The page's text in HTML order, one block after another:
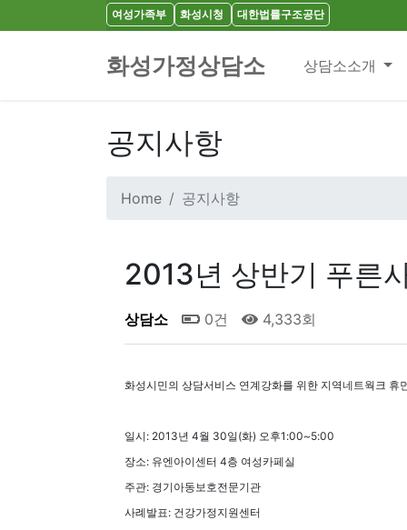
여성가족부 화성시청 대한법률구조공단
화성가정상담소 상담소소개
공지사항
Home 공지사항
2013년 상반기 푸른
상담소 0건 4,333회
화성시민의 상담서비스 연계강화를 위한 지역네트웍크
일시: 2013년 4월 30일(화) 오후1:00~5:00
장소: 유엔아이센터 4층 여성카페실
주관: 경기아동보호전문기관
사례발표: 건강가정지원센터